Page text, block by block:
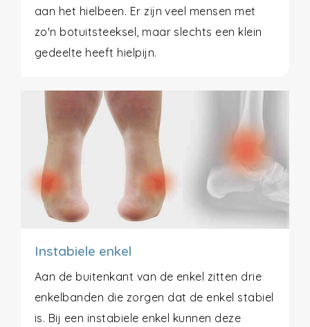
aan het hielbeen. Er zijn veel mensen met
zo'n botuitsteeksel, maar slechts een klein
gedeelte heeft hielpijn.
Instabiele enkel
Aan de buitenkant van de enkel zitten drie
enkelbanden die zorgen dat de enkel stabiel
is. Bij een instabiele enkel kunnen deze